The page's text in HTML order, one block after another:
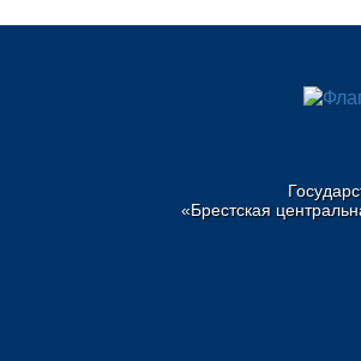
«Брестская